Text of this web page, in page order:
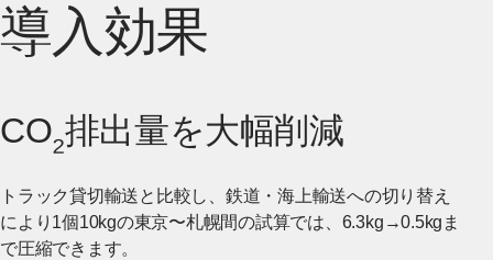
導入効果
CO₂排出量を大幅削減
トラック貸切輸送と比較し、鉄道・海上輸送への切り替え
により1個10kgの東京〜札幌間の試算では、6.3kg→0.5kgま
で圧縮できます。